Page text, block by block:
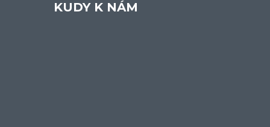
KUDY K NÁM